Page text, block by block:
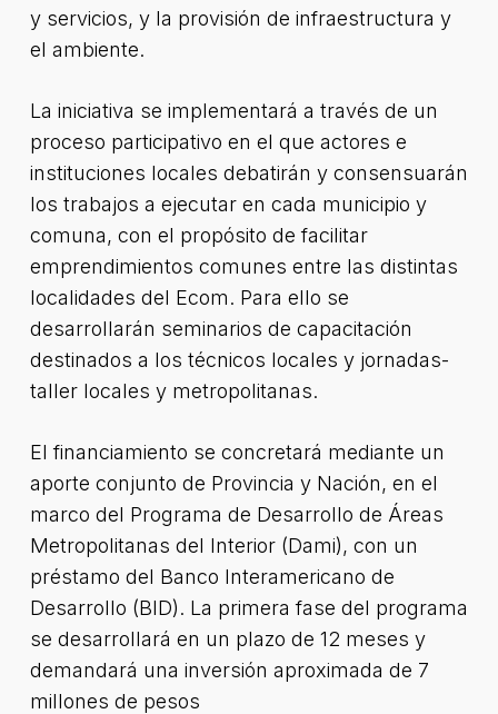
y servicios, y la provisión de infraestructura y
el ambiente.
La iniciativa se implementará a través de un
proceso participativo en el que actores e
instituciones locales debatirán y consensuarán
los trabajos a ejecutar en cada municipio y
comuna, con el propósito de facilitar
emprendimientos comunes entre las distintas
localidades del Ecom. Para ello se
desarrollarán seminarios de capacitación
destinados a los técnicos locales y jornadas-
taller locales y metropolitanas.
El financiamiento se concretará mediante un
aporte conjunto de Provincia y Nación, en el
marco del Programa de Desarrollo de Áreas
Metropolitanas del Interior (Dami), con un
préstamo del Banco Interamericano de
Desarrollo (BID). La primera fase del programa
se desarrollará en un plazo de 12 meses y
demandará una inversión aproximada de 7
millones de pesos